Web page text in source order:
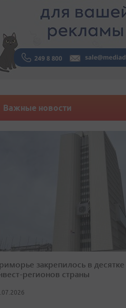
Важные новости
закрепилось в
регионов страны